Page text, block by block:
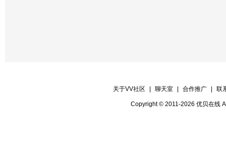
关于VV社区 聊天室 合作推广 联
Copyright © 2011-2026 优贝在线